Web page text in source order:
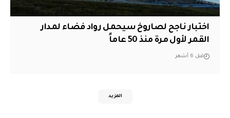
اختبار ناجح لصاروخ سيحمل رواد فضاء لمدار
القمر لأول مرة منذ 50 عاماً
قبل 6 أشهر
المزيد